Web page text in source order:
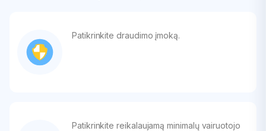
Patikrinkite draudimo įmoką.
Patikrinkite reikalaujamą minimalų vairuotojo